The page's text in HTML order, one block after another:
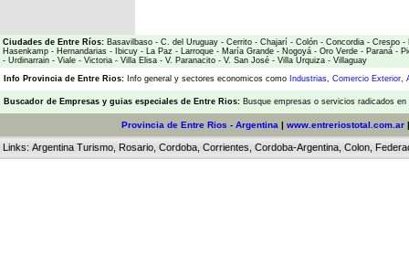
Ciudades de Entre Ríos: Basavilbaso - C. del Uruguay - Cerrito - Chajarí - Colón - Concordia - Crespo -
Hasenkamp - Hernandarias - Ibicuy - La Paz - Larroque - María Grande - Nogoyá - Oro Verde - Paraná -
- Urdinarrain - Viale - Victoria - Villa Elisa - V. Paranacito - V. San José - Villa Urquiza - Villaguay
Info Provincia de Entre Rios: Info general y sectores economicos como Industrias, Comercio Exterior,
Buscador de Empresas y guias especiales de Entre Rios: Busque empresas o servicios radicados
Provincia de Entre Rios - Argentina | www.entreriostotal.com.ar
Links: Argentina Turismo Rosario Cordoba Corrientes Cordoba-Argentina Colon